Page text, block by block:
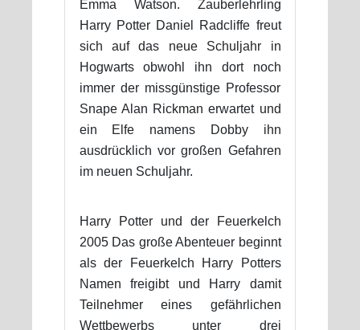
Emma Watson. Zauberlehrling
Harry Potter Daniel Radcliffe freut
sich auf das neue Schuljahr in
Hogwarts obwohl ihn dort noch
immer der missgünstige Professor
Snape Alan Rickman erwartet und
ein Elfe namens Dobby ihn
ausdrücklich vor großen Gefahren
im neuen Schuljahr.
Harry Potter und der Feuerkelch
2005 Das große Abenteuer beginnt
als der Feuerkelch Harry Potters
Namen freigibt und Harry damit
Teilnehmer eines gefährlichen
Wettbewerbs unter drei